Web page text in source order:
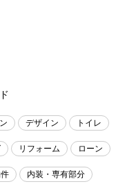
デザイン トイレ
リフォーム ローン
内装・専有部分